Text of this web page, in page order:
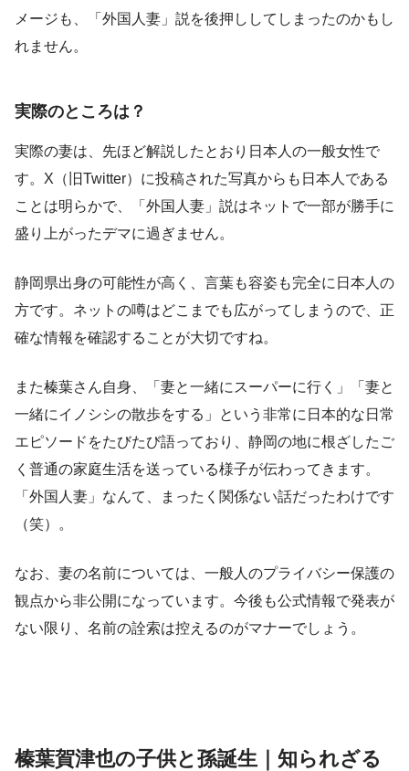
メージも、「外国人妻」説を後押ししてしまったのかもし
れません。
実際のところは？
実際の妻は、先ほど解説したとおり日本人の一般女性で
す。X（旧Twitter）に投稿された写真からも日本人である
ことは明らかで、「外国人妻」説はネットで一部が勝手に
盛り上がったデマに過ぎません。
静岡県出身の可能性が高く、言葉も容姿も完全に日本人の
方です。ネットの噂はどこまでも広がってしまうので、正
確な情報を確認することが大切ですね。
また榛葉さん自身、「妻と一緒にスーパーに行く」「妻と
一緒にイノシシの散歩をする」という非常に日本的な日常
エピソードをたびたび語っており、静岡の地に根ざしたご
く普通の家庭生活を送っている様子が伝わってきます。
「外国人妻」なんて、まったく関係ない話だったわけです
（笑）。
なお、妻の名前については、一般人のプライバシー保護の
観点から非公開になっています。今後も公式情報で発表が
ない限り、名前の詮索は控えるのがマナーでしょう。
榛葉賀津也の子供と孫誕生｜知られざる